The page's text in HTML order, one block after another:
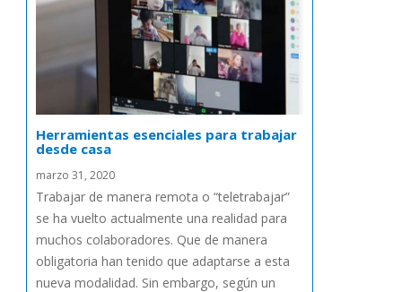
Herramientas esenciales para trabajar
desde casa
marzo 31, 2020
Trabajar de manera remota o “teletrabajar”
se ha vuelto actualmente una realidad para
muchos colaboradores. Que de manera
obligatoria han tenido que adaptarse a esta
nueva modalidad. Sin embargo, según un